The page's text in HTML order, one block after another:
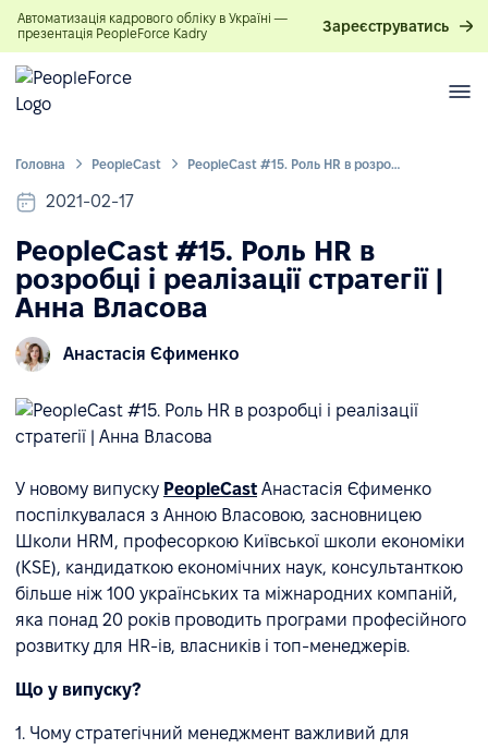
Автоматизація кадрового обліку в Україні —
презентація PeopleForce Kadry
Зареєструватись
Головна PeopleСast PeopleCast #15. Роль HR в розробці і реалізації стратегії | Анна Власова
2021-02-17
PeopleCast #15. Роль HR в
розробці і реалізації стратегії |
Анна Власова
Анастасія Єфименко
У новому випуску PeopleCast Анастасія Єфименко
поспілкувалася з Анною Власовою, засновницею
Школи HRM, професоркою Київської школи економіки
(KSE), кандидаткою економічних наук, консультанткою
більше ніж 100 українських та міжнародних компаній,
яка понад 20 років проводить програми професійного
розвитку для HR-ів, власників і топ-менеджерів.
Що у випуску?
1. Чому стратегічний менеджмент важливий для